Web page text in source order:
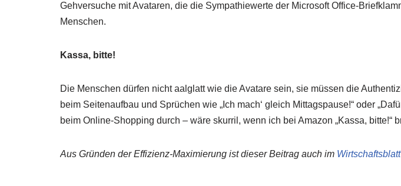
Gehversuche mit Avataren, die die Sympathiewerte der Microsoft Office-
Menschen.
Kassa, bitte!
Die Menschen dürfen nicht aalglatt wie die Avatare sein, sie müssen die
beim Seitenaufbau und Sprüchen wie „Ich mach‘ gleich Mittagspause!“ oder
beim Online-Shopping durch – wäre skurril, wenn ich bei Amazon „Kassa,
Aus Gründen der Effizienz-Maximierung ist dieser Beitrag auch im Wirtschaftsblatt